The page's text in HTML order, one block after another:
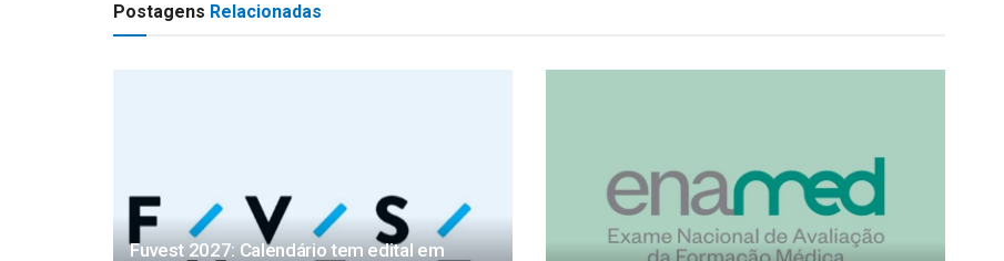
Postagens Relacionadas
Fuvest 2027: Calendário tem edital em